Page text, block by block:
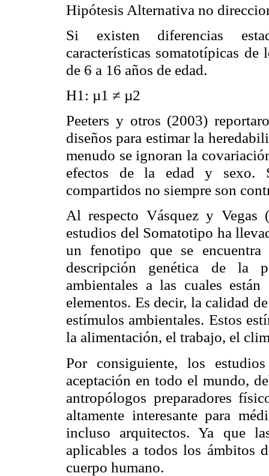
Hipótesis Alternativa no
Si existen diferencias
características somatotípicas de
de 6 a 16 años de edad.
H1: µ1 ≠ µ2
Peeters y otros (2003)
diseños para estimar la
menudo se ignoran la
efectos de la edad y sexo.
compartidos no siempre son
Al respecto Vásquez y
estudios del Somatotipo ha
un fenotipo que se
descripción genética de la
ambientales a las cuales
elementos. Es decir, la calidad
estímulos ambientales. Estos
la alimentación, el trabajo, el
Por consiguiente, los
aceptación en todo el mundo,
antropólogos preparadores
altamente interesante para
incluso arquitectos. Ya que
aplicables a todos los ámbitos
cuerpo humano.